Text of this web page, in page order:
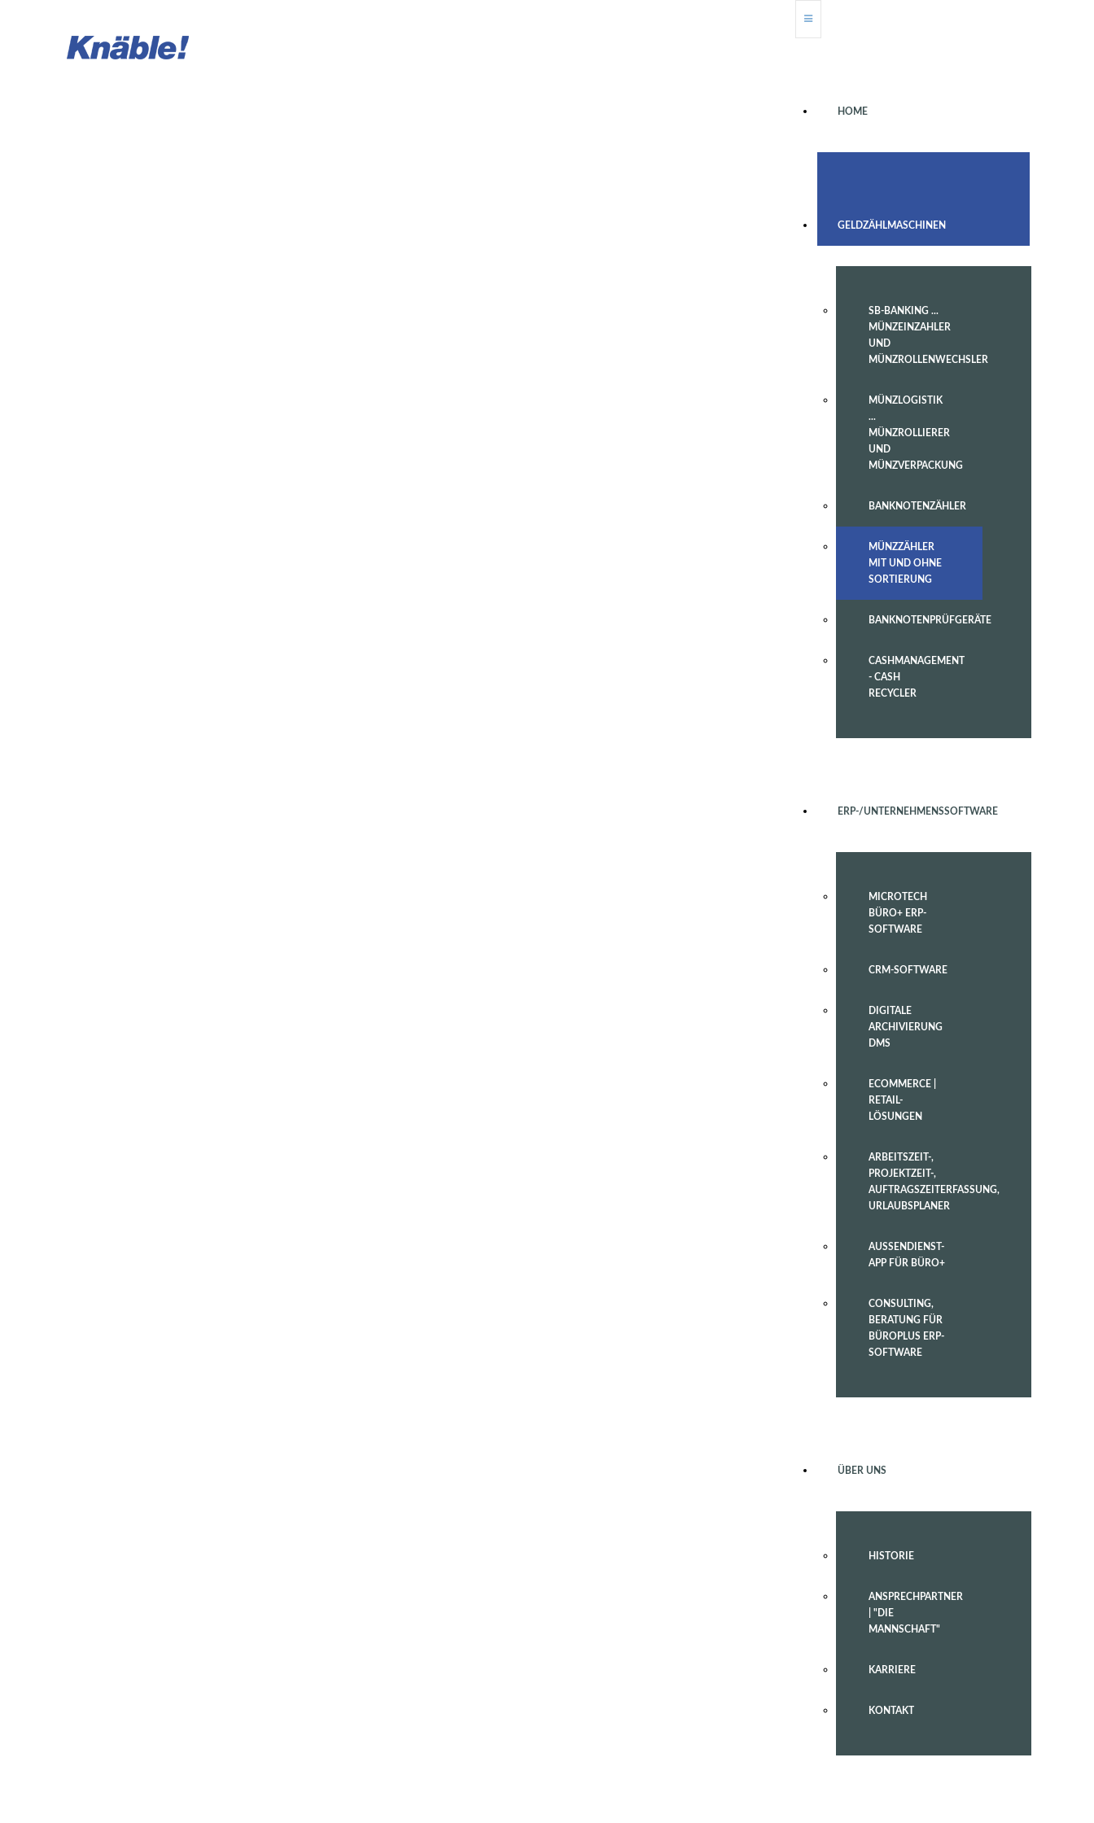
HOME
GELDZÄHLMASCHINEN
SB-BANKING ...
MÜNZEINZAHLER
UND
MÜNZROLLENWECHSLER
MÜNZLOGISTIK
...
MÜNZROLLIERER
UND
MÜNZVERPACKUNG
BANKNOTENZÄHLER
MÜNZZÄHLER
MIT UND OHNE
SORTIERUNG
BANKNOTENPRÜFGERÄTE
CASHMANAGEMENT
- CASH
RECYCLER
ERP-/UNTERNEHMENSSOFTWARE
MICROTECH
BÜRO+ ERP-
SOFTWARE
CRM-SOFTWARE
DIGITALE
ARCHIVIERUNG
DMS
ECOMMERCE |
RETAIL-
LÖSUNGEN
ARBEITSZEIT-,
PROJEKTZEIT-,
AUFTRAGSZEITERFASSUNG,
URLAUBSPLANER
AUSSENDIENST-
APP FÜR BÜRO+
CONSULTING,
BERATUNG FÜR
BÜROPLUS ERP-
SOFTWARE
ÜBER UNS
HISTORIE
ANSPRECHPARTNER
| "DIE
MANNSCHAFT"
KARRIERE
KONTAKT